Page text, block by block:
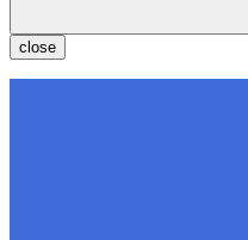
close